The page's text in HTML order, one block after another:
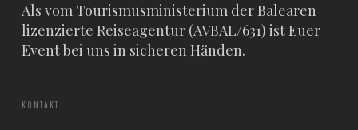
Als vom Tourismusministerium der Balearen
lizenzierte Reiseagentur (AVBAL/631) ist Euer
Event bei uns in sicheren Händen.
KONTAKT